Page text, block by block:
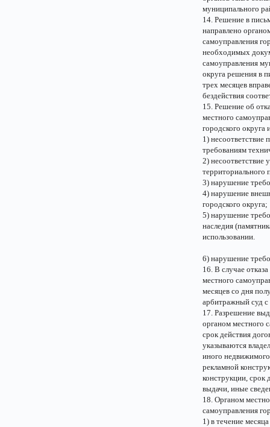
муниципального
14. Решение в
направлено
самоуправления
необходимых
самоуправления
округа решения в
трех месяцев
бездействия
15. Решение об
местного
городского
1) несоответствие
требованиям
2) несоответствие
территориального
3) нарушение
4) нарушение
городского округа;
5) нарушение
наследия
использовании.
6) нарушение
16. В случае
местного
месяцев со дня
арбитражный суд с
17. Разрешение
органом местного
срок действия
указываются
иного
рекламной
конструкции, срок
выдачи, иные
18. Органом
самоуправления
1) в течение